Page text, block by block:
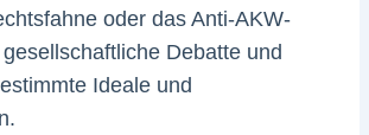
oder das Anti-AKW-
Debatte und
Ideale und